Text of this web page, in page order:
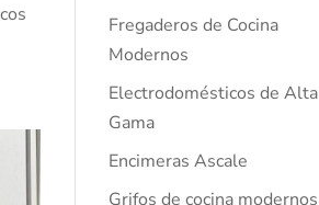
Fregaderos de Cocina
Modernos
Electrodomésticos de Alta
Gama
Encimeras Ascale
Grifos de cocina modernos